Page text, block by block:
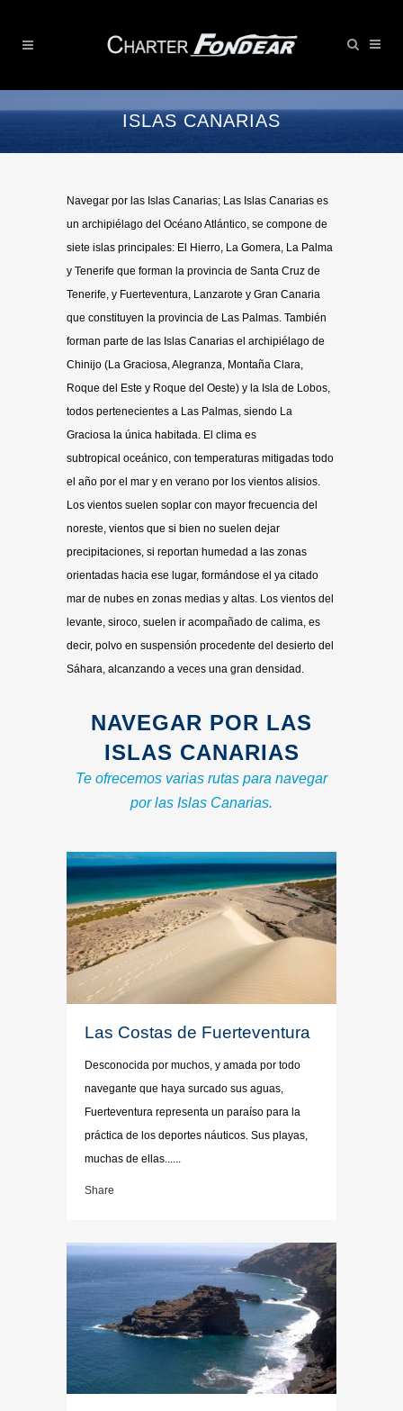
ISLAS CANARIAS
Navegar por las Islas Canarias; Las Islas Canarias es
un archipiélago del Océano Atlántico, se compone de
siete islas principales: El Hierro, La Gomera, La Palma
y Tenerife que forman la provincia de Santa Cruz de
Tenerife, y Fuerteventura, Lanzarote y Gran Canaria
que constituyen la provincia de Las Palmas. También
forman parte de las Islas Canarias el archipiélago de
Chinijo (La Graciosa, Alegranza, Montaña Clara,
Roque del Este y Roque del Oeste) y la Isla de Lobos,
todos pertenecientes a Las Palmas, siendo La
Graciosa la única habitada. El clima es
subtropical oceánico, con temperaturas mitigadas todo
el año por el mar y en verano por los vientos alisios.
Los vientos suelen soplar con mayor frecuencia del
noreste, vientos que si bien no suelen dejar
precipitaciones, si reportan humedad a las zonas
orientadas hacia ese lugar, formándose el ya citado
mar de nubes en zonas medias y altas. Los vientos del
levante, siroco, suelen ir acompañado de calima, es
decir, polvo en suspensión procedente del desierto del
Sáhara, alcanzando a veces una gran densidad.
NAVEGAR POR LAS
ISLAS CANARIAS
Te ofrecemos varias rutas para navegar
por las Islas Canarias.
Las Costas de Fuerteventura
Desconocida por muchos, y amada por todo
navegante que haya surcado sus aguas,
Fuerteventura representa un paraíso para la
práctica de los deportes náuticos. Sus playas,
muchas de ellas......
Share